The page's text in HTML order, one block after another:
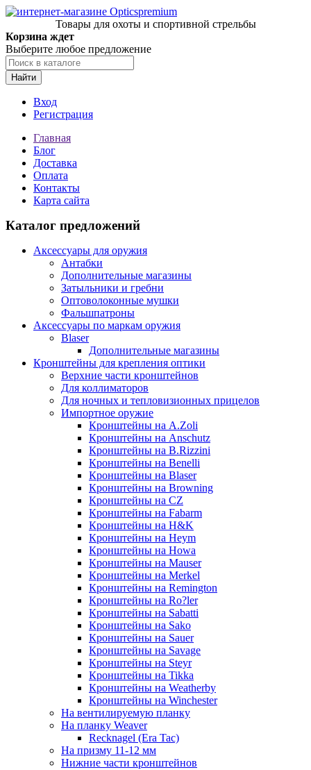
Товары для охоты и спортивной стрельбы
Корзина ждет
Выберите любое предложение
Найти
Вход
Регистрация
Главная
Блог
Доставка
Оплата
Контакты
Карта сайта
Каталог предложений
Аксессуары для оружия
Антабки
Дополнительные магазины
Затыльники и гребни
Оптоволоконные мушки
Фальшпатроны
Аксессуары по маркам оружия
Blaser
Дополнительные магазины
Кронштейны для крепления оптики
Верхние части кронштейнов
Для коллиматоров
Для ночных и тепловизионных прицелов
Импортное оружие
Кронштейны на A.Zoli
Кронштейны на Anschutz
Кронштейны на B.Rizzini
Кронштейны на Benelli
Кронштейны на Blaser
Кронштейны на Browning
Кронштейны на CZ
Кронштейны на Fabarm
Кронштейны на H&K
Кронштейны на Heym
Кронштейны на Howa
Кронштейны на Mauser
Кронштейны на Merkel
Кронштейны на Remington
Кронштейны на Ro?ler
Кронштейны на Sabatti
Кронштейны на Sako
Кронштейны на Sauer
Кронштейны на Savage
Кронштейны на Steyr
Кронштейны на Tikka
Кронштейны на Weatherby
Кронштейны на Winchester
На вентилируемую планку
На планку Weaver
Recknagel (Era Tac)
На призму 11-12 мм
Нижние части кронштейнов